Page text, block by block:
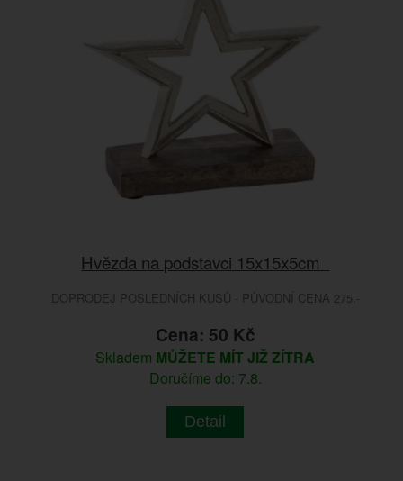
Hvězda na podstavci 15x15x5cm
DOPRODEJ POSLEDNÍCH KUSŮ - PŮVODNÍ CENA 275.-
Cena: 50 Kč
Skladem MŮŽETE MÍT JIŽ ZÍTRA
Doručíme do: 7.8.
Detail